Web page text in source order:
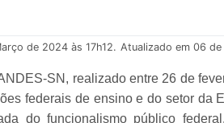
de 2024 às 17h12. Atualizado em 06
SN, realizado entre 26 de
federais de ensino e do setor da
do funcionalismo público